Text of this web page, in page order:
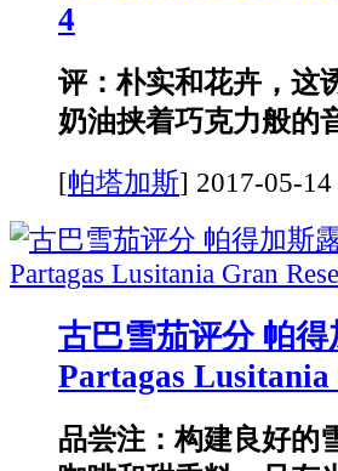
4
评：朴实和花卉，这
奶油挟着巧克力般的
[帕塔加斯] 2017-05-
古巴雪茄评分 帕
Partagas Lusitania
品尝注：构建良好的